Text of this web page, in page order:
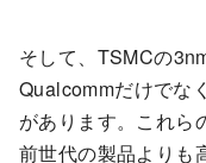
そして、TSMCの
Qualcommだけでな
があります。これら
前世代の製品よりも